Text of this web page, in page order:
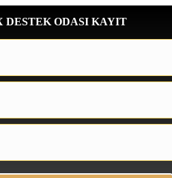
DESTEK ODASI KAYIT